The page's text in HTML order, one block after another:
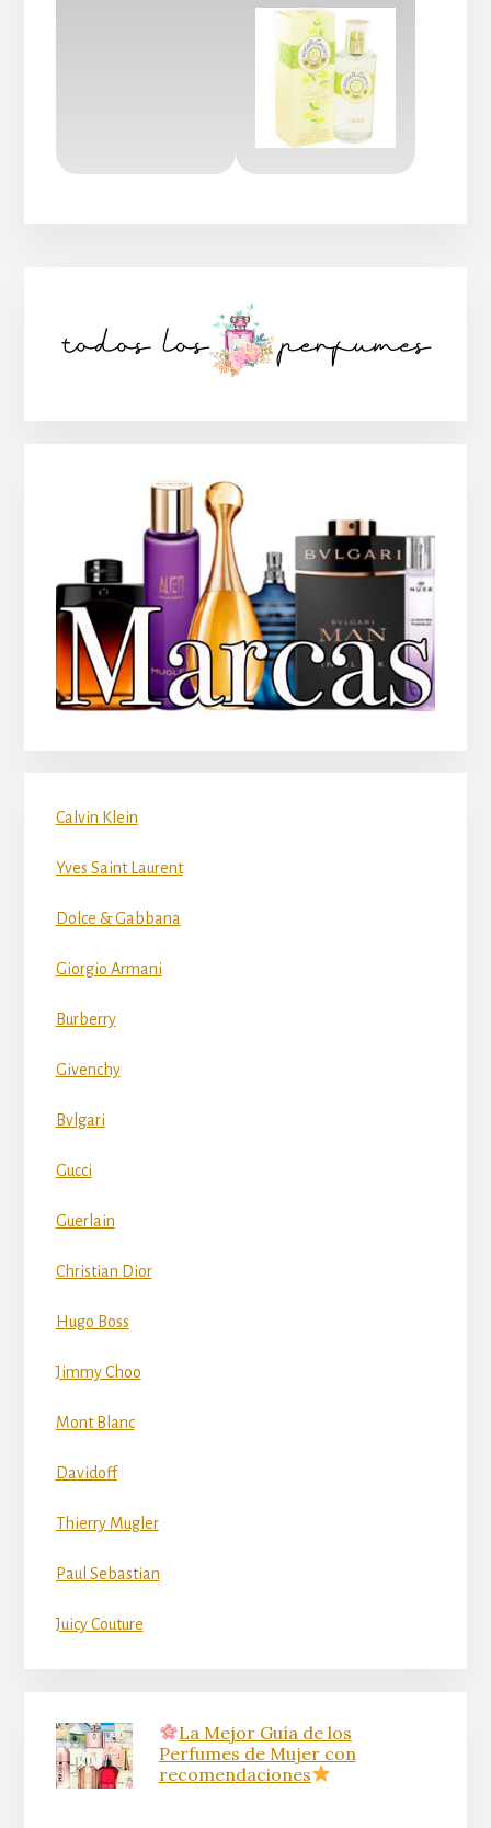
lateral
Calvin Klein
Yves Saint Laurent
Dolce & Gabbana
Giorgio Armani
Burberry
Givenchy
Bvlgari
Gucci
Guerlain
Christian Dior
Hugo Boss
Jimmy Choo
Mont Blanc
Davidoff
Thierry Mugler
Paul Sebastian
Juicy Couture
La Mejor Guía de los
Perfumes de Mujer con
recomendaciones